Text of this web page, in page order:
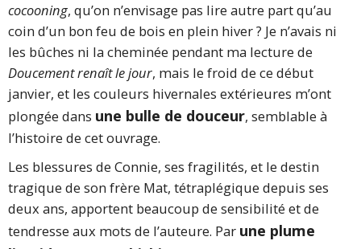
cocooning, qu’on n’envisage pas lire autre part qu’au
coin d’un bon feu de bois en plein hiver ? Je n’avais ni
les bûches ni la cheminée pendant ma lecture de
Doucement renaît le jour, mais le froid de ce début
janvier, et les couleurs hivernales extérieures m’ont
plongée dans une bulle de douceur, semblable à
l’histoire de cet ouvrage.
Les blessures de Connie, ses fragilités, et le destin
tragique de son frère Mat, tétraplégique depuis ses
deux ans, apportent beaucoup de sensibilité et de
tendresse aux mots de l’auteure. Par une plume